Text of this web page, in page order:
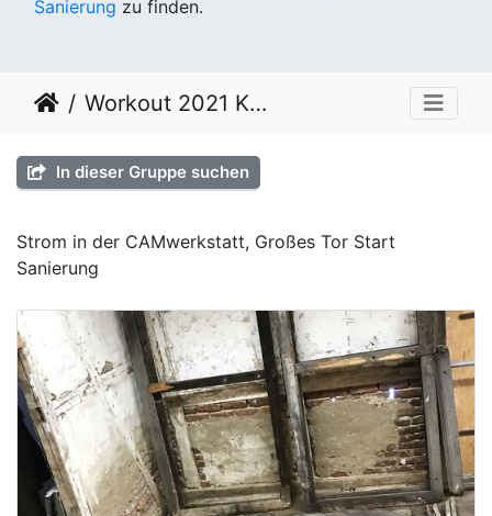
Sanierung zu finden.
Workout 2021 KW07
In dieser Gruppe suchen
Strom in der CAMwerkstatt, Großes Tor Start
Sanierung